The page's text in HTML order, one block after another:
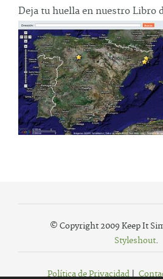
Deja tu huella en nuestro Libro
© Copyright 2009 Keep It
Styleshout.
Política de Privacidad|